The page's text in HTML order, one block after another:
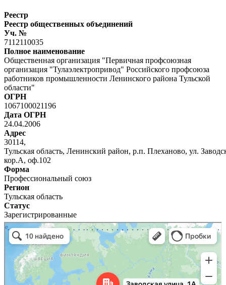
Реестр
Реестр общественных объединений
Уч. №
7112110035
Полное наименование
Общественная организация "Первичная профсоюзная
организация "Тулаэлектропривод" Российского профсоюза
работников промышленности Ленинского района Тульской
области"
ОГРН
1067100021196
Дата ОГРН
24.04.2006
Адрес
30114,
Тульская область, Ленинский район, р.п. Плеханово, ул.
кор.А, оф.102
Форма
Профессиональный союз
Регион
Тульская область
Статус
Зарегистрированные